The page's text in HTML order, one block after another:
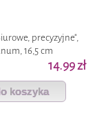
precyzyjne",
16,5 cm
14.99 zł
koszyka